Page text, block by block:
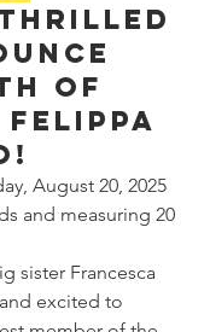
thrilled
of
August 20, 2025
and measuring 20
sister Francesca
excited to